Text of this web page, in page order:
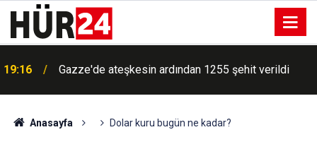
19:16 Gazze'de ateşkesin ardından 1255 şehit verildi
Anasayfa Dolar kuru bugün ne kadar?